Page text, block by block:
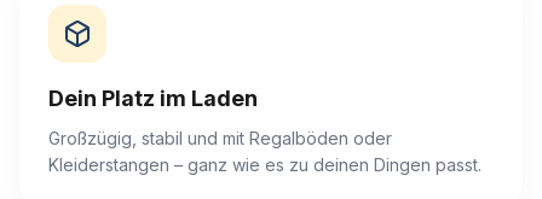
Dein Platz im Laden
Großzügig, stabil und mit Regalböden oder
Kleiderstangen – ganz wie es zu deinen Dingen passt.